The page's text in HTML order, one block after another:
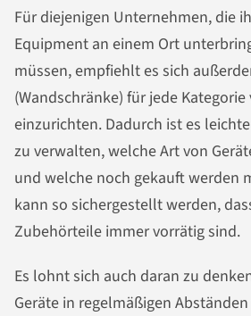
Für diejenigen Unternehmen, die
Equipment an einem Ort
müssen, empfiehlt es sich
(Wandschränke) für jede Kategorie
einzurichten. Dadurch ist es
zu verwalten, welche Art von
und welche noch gekauft werden
kann so sichergestellt werden,
Zubehörteile immer vorrätig sind.
Es lohnt sich auch daran zu
Geräte in regelmäßigen